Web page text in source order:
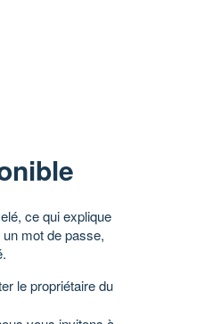
ce qui explique
mot de passe,
le propriétaire du